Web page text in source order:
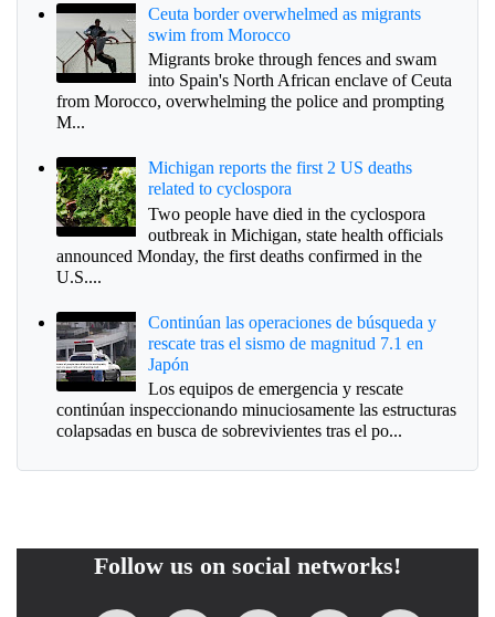
Ceuta border overwhelmed as migrants
swim from Morocco
Migrants broke through fences and swam
into Spain's North African enclave of Ceuta
from Morocco, overwhelming the police and prompting
M...
Michigan reports the first 2 US deaths
related to cyclospora
Two people have died in the cyclospora
outbreak in Michigan, state health officials
announced Monday, the first deaths confirmed in the
U.S....
Continúan las operaciones de búsqueda y
rescate tras el sismo de magnitud 7.1 en
Japón
Los equipos de emergencia y rescate
continúan inspeccionando minuciosamente las estructuras
colapsadas en busca de sobrevivientes tras el po...
Follow us on social networks!